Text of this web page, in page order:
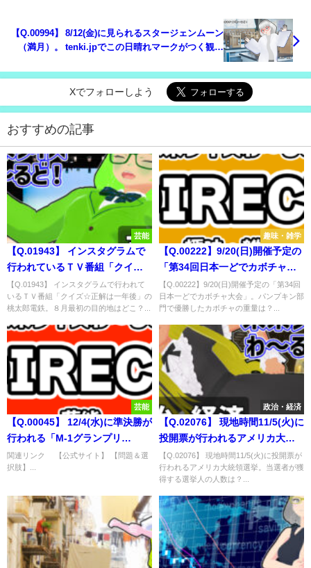
【Q.00994】 8/12(金)に見られるスタージェンムーン
（満月）。 tenki.jpでこの日晴れマークがつく観測
Xでフォローしよう
おすすめの記事
芸能
【Q.01943】 インスタグラムで
行われているＴＶ番組「クイズ
☆正解は一年後」の桃太郎電
鉄。８月最初の目的地はどこ？
【Q.01943】 インスタグラムで行われて
いるＴＶ番組「クイズ☆正解は一年後」の
桃太郎電鉄。８月最初の目的地はどこ？...
趣味・雑学
【Q.00222】9/20(日)開催予定の
「第34回日本一どでカボチャ大
会」。パンプキン部門で優勝し
たカボチャの重量は？
【Q.00222】9/20(日)開催予定の「第34回
日本一どでカボチャ大会」。パンプキン部
門で優勝したカボチャの重量は？...
芸能
【Q.00045】 12/4(水)に準決勝が
行われる「M-1グランプリ
2019」。 決勝進出コンビのうち
50音順で最初にくるのは？
関連リンク 【公式サイト】 【問題＆選
択肢】...
政治・経済
【Q.02076】 現地時間11/5(火)に
投開票が行われるアメリカ大統
領選挙。当選者が獲得する選挙
人の人数は？
【Q.02076】 現地時間11/5(火)に投開票が
行われるアメリカ大統領選挙。当選者が獲
得する選挙人の人数は？...